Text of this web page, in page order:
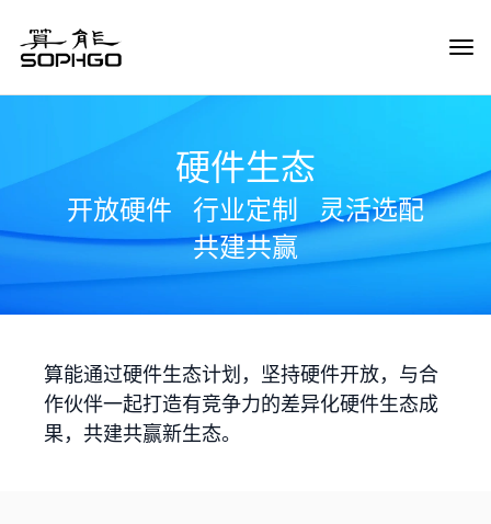
硬件生态
开放硬件 行业定制
灵活选配
共建共赢
算能通过硬件生态计划，坚持硬件开放，与合
作伙伴一起打造有竞争力的差异化硬件生态成
果，共建共赢新生态。